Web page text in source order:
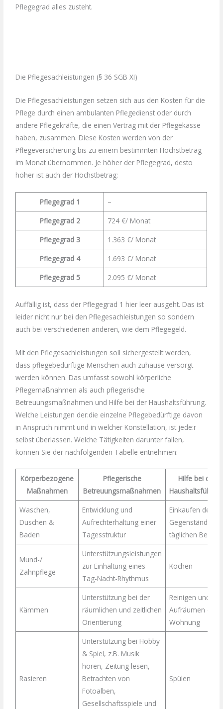
Pflegegrad alles zusteht.
Die Pflegesachleistungen (§ 36 SGB XI)
Die Pflegesachleistungen setzen sich aus den Kosten für die
Pflege durch einen ambulanten Pflegedienst oder durch
andere Pflegekräfte, die einen Vertrag mit der Pflegekasse
haben, zusammen. Diese Kosten werden von der
Pflegeversicherung bis zu einem bestimmten Höchstbetrag
im Monat übernommen. Je höher der Pflegegrad, desto
höher ist auch der Höchstbetrag:
Pflegegrad 1
–
Pflegegrad 2
724 €/ Monat
Pflegegrad 3
1.363 €/ Monat
Pflegegrad 4
1.693 €/ Monat
Pflegegrad 5
2.095 €/ Monat
Auffällig ist, dass der Pflegegrad 1 hier leer ausgeht. Das ist
leider nicht nur bei den Pflegesachleistungen so sondern
auch bei verschiedenen anderen, wie dem Pflegegeld.
Mit den Pflegesachleistungen soll sichergestellt werden,
dass pflegebedürftige Menschen auch zuhause versorgt
werden können. Das umfasst sowohl körperliche
Pflegemaßnahmen als auch pflegerische
Betreuungsmaßnahmen und Hilfe bei der Haushaltsführung.
Welche Leistungen der:die einzelne Pflegebedürftige davon
in Anspruch nimmt und in welcher Konstellation, ist jede:r
selbst überlassen. Welche Tätigkeiten darunter fallen,
können Sie der nachfolgenden Tabelle entnehmen:
Körperbezogene
Maßnahmen
Pflegerische
Betreuungsmaßnahmen
Hilfe bei der
Waschen,
Duschen &
Baden
Entwicklung und
Aufrechterhaltung einer
Tagesstruktur
Einkaufen der
Gegenstände
täglichen
Mund-/
Zahnpflege
Unterstützungsleistungen
zur Einhaltung eines
Tag-Nacht-Rhythmus
Kochen
Kämmen
Unterstützung bei der
räumlichen und zeitlichen
Orientierung
Reinigen und
Aufräumen der
Wohnung
Rasieren
Unterstützung bei Hobby
& Spiel, z.B. Musik
hören, Zeitung lesen,
Betrachten von
Fotoalben,
Gesellschaftsspiele und
Spülen